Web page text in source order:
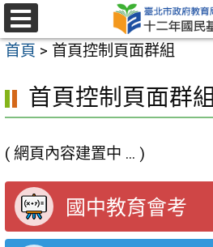
跳
至
主
內
區
選
單
首頁 > 首頁控制頁面群組
國中教育會考
首頁控制頁面群組
( 網頁內容建置中 ... )